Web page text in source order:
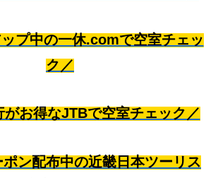
プ中の一休.comで空室チェッ
ク／
がお得なJTBで空室チェック／
ン配布中の近畿日本ツーリス